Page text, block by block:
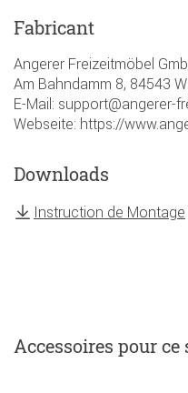
Fabricant
Angerer Freizeitmöbel
Am Bahndamm 8, 84543
E-Mail: support@angerer-
Webseite: https://
Downloads
Instruction de Montage
Accessoires pour